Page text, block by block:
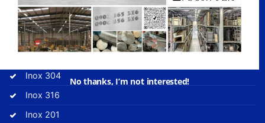
DANH MỤC HÀNG HÓA
Inox 304
Inox 316
Inox 201
No thanks, I’m not interested!